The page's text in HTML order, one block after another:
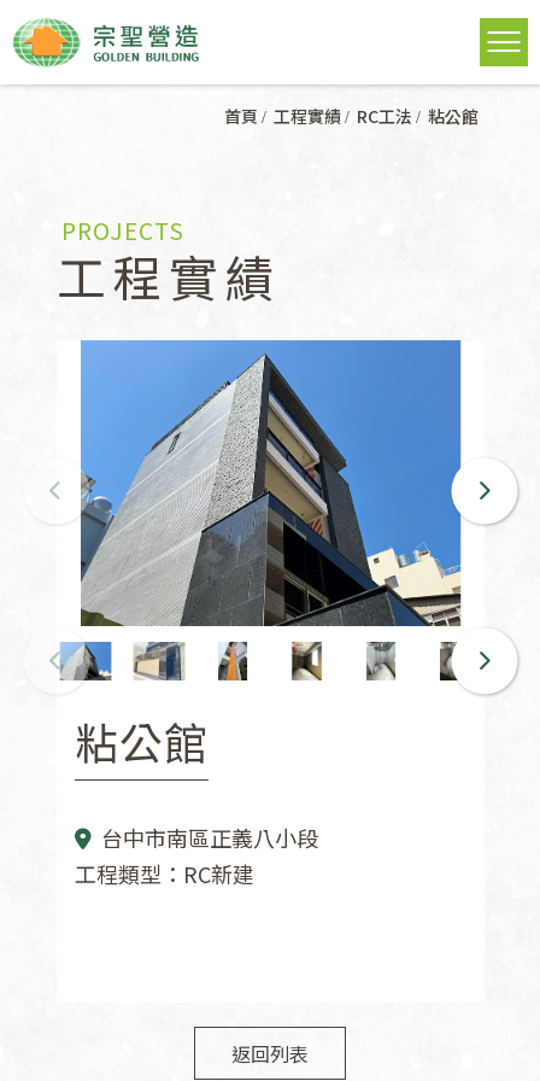
首頁 工程實績 RC工法 粘公館
PROJECTS
工程實績
粘公館
台中市南區正義八小段
工程類型：RC新建
返回列表